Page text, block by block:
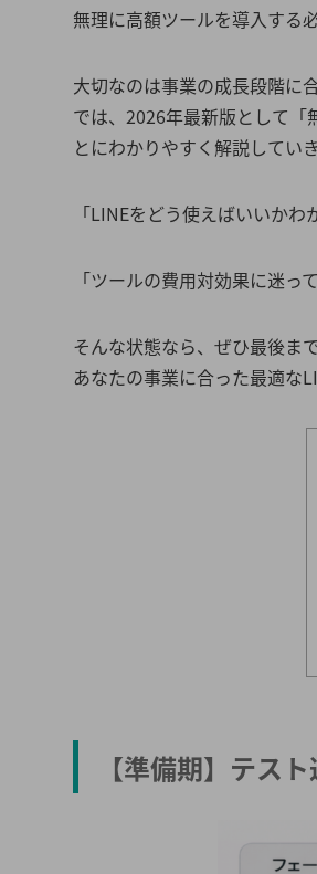
無理に高額ツールを導入する
大切なのは事業の成長段階に
では、2026年最新版として「
とにわかりやすく解説してい
「LINEをどう使えばいいかわ
「ツールの費用対効果に迷っ
そんな状態なら、ぜひ最後ま
あなたの事業に合った最適な
【準備期】テス